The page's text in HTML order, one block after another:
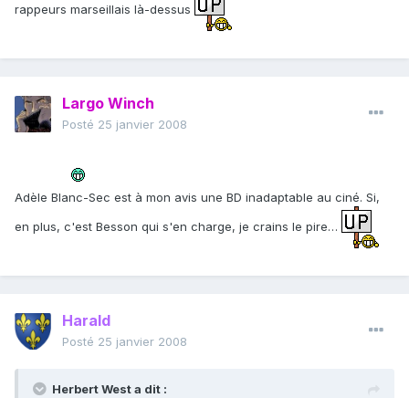
rappeurs marseillais là-dessus
Largo Winch
Posté 25 janvier 2008
Adèle Blanc-Sec est à mon avis une BD inadaptable au ciné. Si,
en plus, c'est Besson qui s'en charge, je crains le pire…
Harald
Posté 25 janvier 2008
Herbert West a dit :